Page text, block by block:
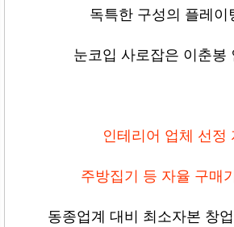
독특한 구성의 플레이
눈코입 사로잡은 이춘봉
인테리어 업체 선정
주방집기 등 자율 구매
동종업계 대비 최소자본 창